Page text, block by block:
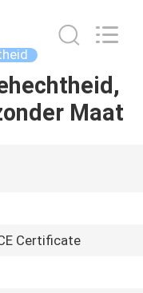
Maat
Certificate